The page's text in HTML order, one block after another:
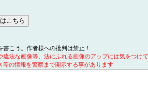
こう。作者様への批判は禁止！
違法な画像等、法にふれる画像のアップには気をつけ
等の情報を警察まで開示する事があります